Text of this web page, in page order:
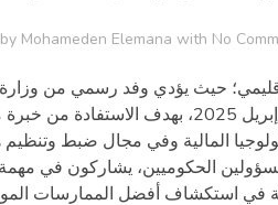
by Mohameden Elemana with No
حيث يؤدي وفد رسمي من وزارة
الرقمي وعصرنة الإدارة بجمهورية مالي زيارة عمل إلى نواكشوط، في الفترة من 15 إلى
الحكوميين، يشاركون في
في استكشاف أفضل الممارسات